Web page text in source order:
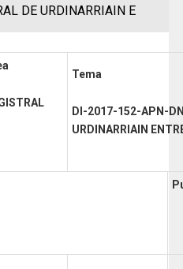
DE URDINARRIAIN E
Tema
DI-2017-152-APN-
URDINARRIAIN